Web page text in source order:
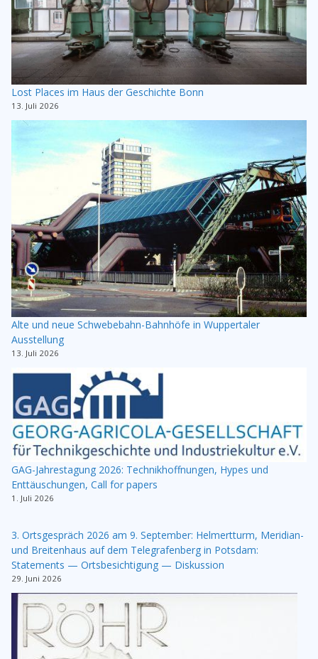
Lost Places im Haus der Geschichte Bonn
13. Juli 2026
Alte und neue Schwebebahn-Bahnhöfe in Wuppertaler
Ausstellung
13. Juli 2026
GAG-Jahrestagung 2026: Technikhoffnungen, Hypes und
Enttäuschungen, Call for papers
1. Juli 2026
3. Ortsgespräch 2026 am 9. September: Helmertturm, Meridian-
und Breitenhaus auf dem Telegrafenberg in Potsdam:
Statements — Ortsbesichtigung — Diskussion
29. Juni 2026